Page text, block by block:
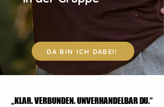
DA BIN ICH DABEI!
„KLAR. VERBUNDEN. UNVERHANDELBAR DU.“
„KLAR. VERBUNDEN. UNVERHANDELBAR DU.“